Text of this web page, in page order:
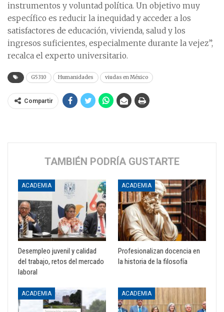
instrumentos y voluntad política. Un objetivo muy
específico es reducir la inequidad y acceder a los
satisfactores de educación, vivienda, salud y los
ingresos suficientes, especialmente durante la vejez”,
recalca el experto universitario.
G5310 Humanidades viudas en México
Compartir
TAMBIÉN PODRÍA GUSTARTE
ACADEMIA
Desempleo juvenil y calidad
del trabajo, retos del mercado
laboral
ACADEMIA
Profesionalizan docencia en
la historia de la filosofía
ACADEMIA ACADEMIA